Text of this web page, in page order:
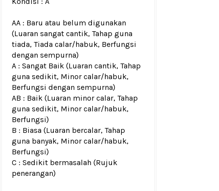
AA : Baru atau belum digunakan
(Luaran sangat cantik, Tahap guna
tiada, Tiada calar/habuk, Berfungsi
dengan sempurna)
A : Sangat Baik (Luaran cantik, Tahap
guna sedikit, Minor calar/habuk,
Berfungsi dengan sempurna)
AB : Baik (Luaran minor calar, Tahap
guna sedikit, Minor calar/habuk,
Berfungsi)
B : Biasa (Luaran bercalar, Tahap
guna banyak, Minor calar/habuk,
Berfungsi)
C : Sedikit bermasalah (Rujuk
penerangan)